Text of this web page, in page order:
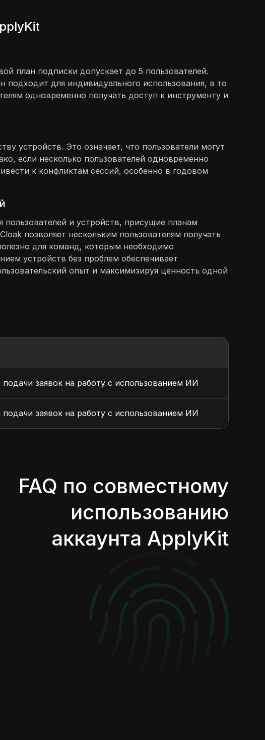
план подписки допускает до 5 пользователей.
подходит для индивидуального использования, в то
одновременно получать доступ к инструменту и
устройств. Это означает, что пользователи могут
если несколько пользователей одновременно
к конфликтам сессий, особенно в годовом
и устройств, присущие планам
позволяет нескольким пользователям получать
для команд, которым необходимо
устройств без проблем обеспечивает
опыт и максимизируя ценность одной
заявок на работу с использованием ИИ
заявок на работу с использованием ИИ
FAQ по совместному
использованию
аккаунта ApplyKit